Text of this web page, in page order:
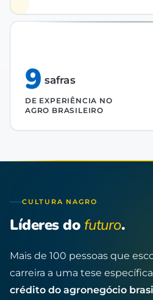
9 safras
DE EXPERIÊNCIA NO
AGRO BRASILEIRO
CULTURA NAGRO
Líderes do futuro.
Mais de 100 pessoas que
carreira a uma tese
crédito do agronegócio